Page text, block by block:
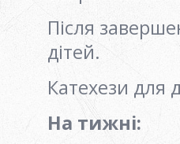
Після
дітей.
Катехези для
На тижні: